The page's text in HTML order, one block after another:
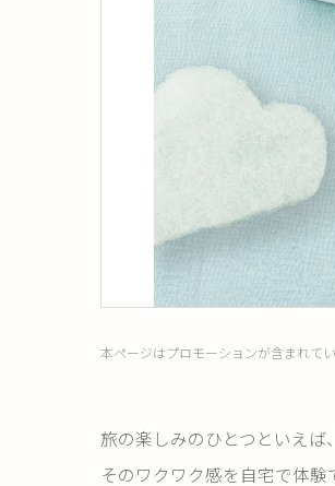
本ページはプロモーションが含まれて
旅の楽しみのひとつといえば
そのワクワク感を自宅で体験